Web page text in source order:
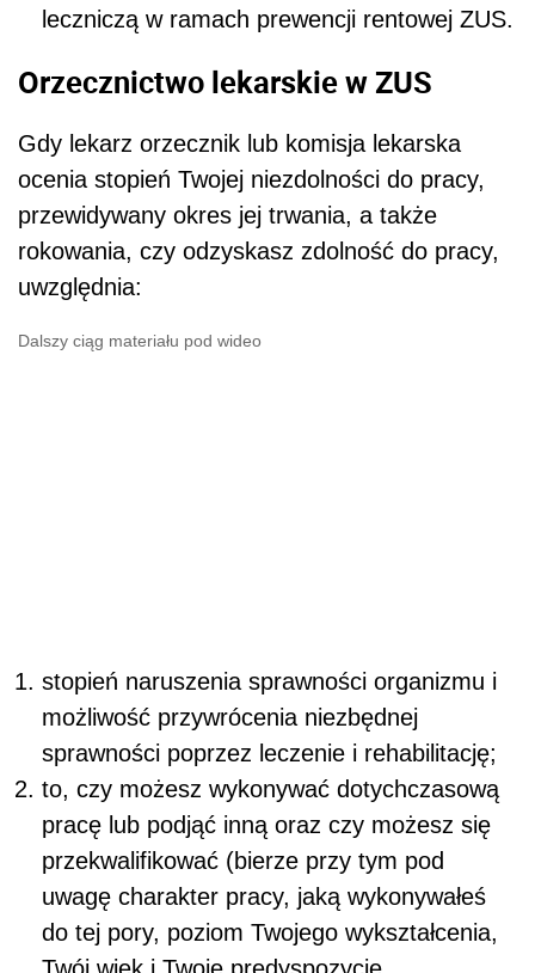
leczniczą w ramach prewencji rentowej ZUS.
Orzecznictwo lekarskie w ZUS
Gdy lekarz orzecznik lub komisja lekarska
ocenia stopień Twojej niezdolności do pracy,
przewidywany okres jej trwania, a także
rokowania, czy odzyskasz zdolność do pracy,
uwzględnia:
Dalszy ciąg materiału pod wideo
stopień naruszenia sprawności organizmu i
możliwość przywrócenia niezbędnej
sprawności poprzez leczenie i rehabilitację;
to, czy możesz wykonywać dotychczasową
pracę lub podjąć inną oraz czy możesz się
przekwalifikować (bierze przy tym pod
uwagę charakter pracy, jaką wykonywałeś
do tej pory, poziom Twojego wykształcenia,